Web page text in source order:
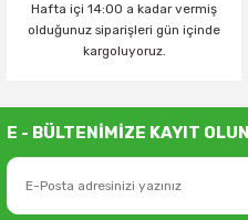
Hafta içi 14:00 a kadar vermiş
olduğunuz siparişleri gün içinde
kargoluyoruz.
E - BÜLTENİMİZE KAYIT OLUN